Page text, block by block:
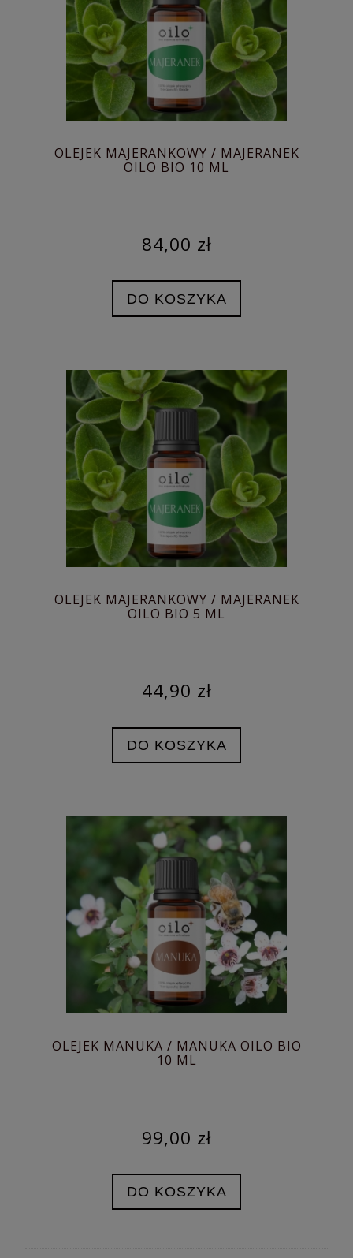
OLEJEK MAJERANKOWY / MAJERANEK
OILO BIO 10 ML
84,00 zł
DO KOSZYKA
OLEJEK MAJERANKOWY / MAJERANEK
OILO BIO 5 ML
44,90 zł
DO KOSZYKA
OLEJEK MANUKA / MANUKA OILO BIO
10 ML
99,00 zł
DO KOSZYKA